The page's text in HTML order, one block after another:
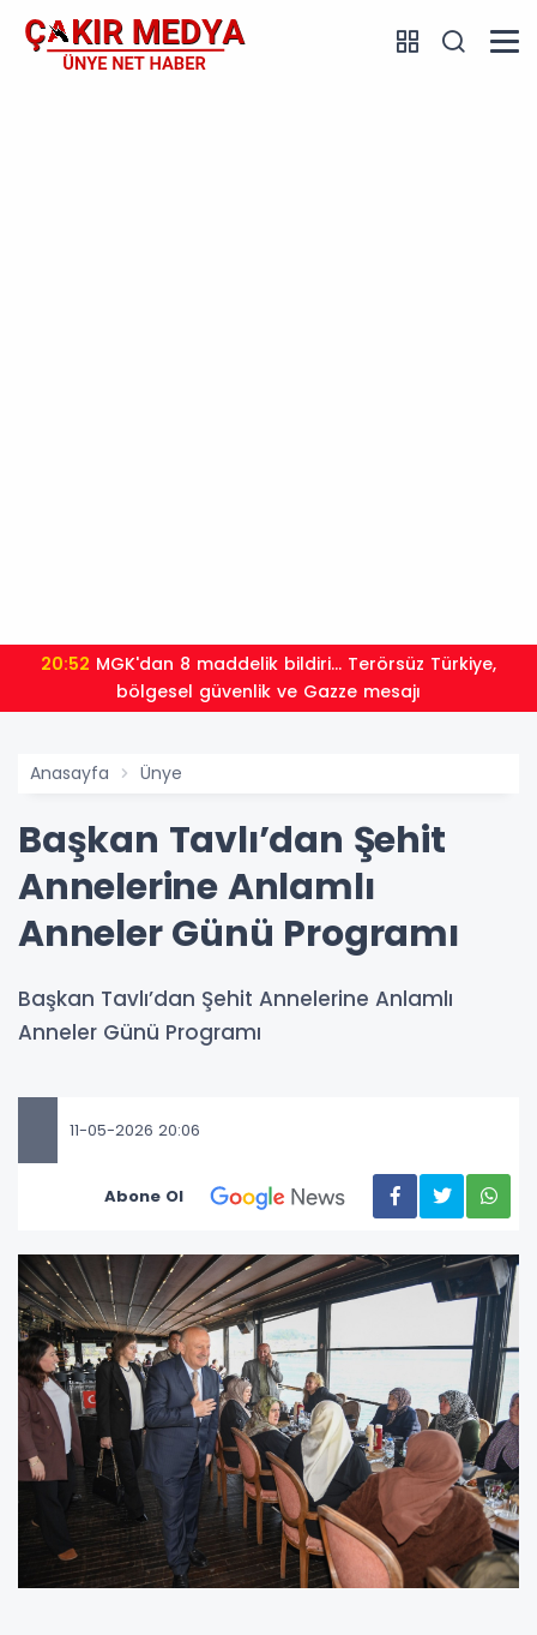
20:52
bölgesel güvenlik ve Gazze mesajı
Anasayfa Ünye
Başkan Tavlı’dan Şehit
Annelerine Anlamlı
Anneler Günü Programı
Başkan Tavlı’dan Şehit Annelerine Anlamlı
Anneler Günü Programı
11-05-2026 20:06
Abone Ol